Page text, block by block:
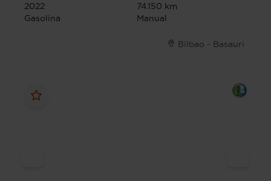
2022
74.150 km
Gasolina
Manual
Bilbao - Basauri